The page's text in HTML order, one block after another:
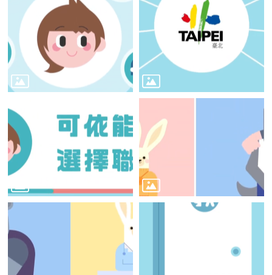
與
宣
導
媒
規
政
策
源
連
站